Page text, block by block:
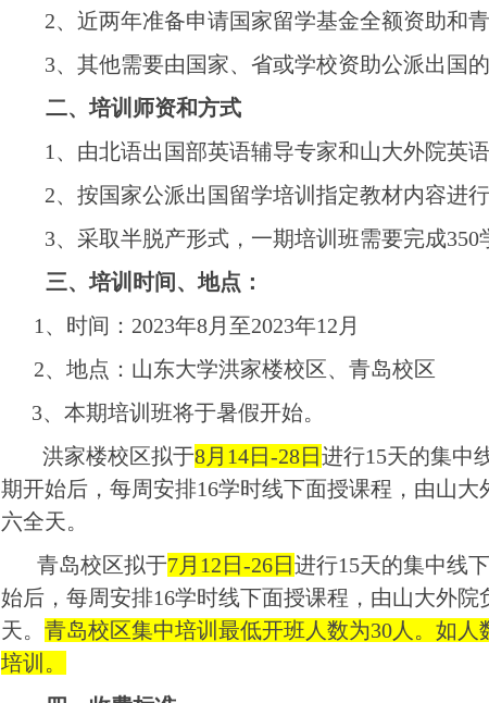
2、近两年准备申请国家留学基金全额资助和
3、其他需要由国家、省或学校资助公派出国的
二、培训师资和方式
1 、由北语出国部英语辅导专家和山大外院英
2、按国家公派出国留学培训指定教材内容进
3、采取半脱产形式，一期培训班需要完成350
三、培训时间、地点：
1 、时间： 2023年8月至2023年12 月
2、地点：山东大学洪家楼校区、青岛校区
3、本期培训班将于暑假开始。
洪家楼校区拟于8月 14日 -28日 进行15天的集中
期开始后，每周安排16学时线下面授课程，由山大
六全天。
青岛校区拟于7月 12 日 -26日 进行15天的集中线
始后，每周安排16学时线下面授课程，由山大外
天。 青岛校区集中培训最低开班人数为30人。如人
培训。